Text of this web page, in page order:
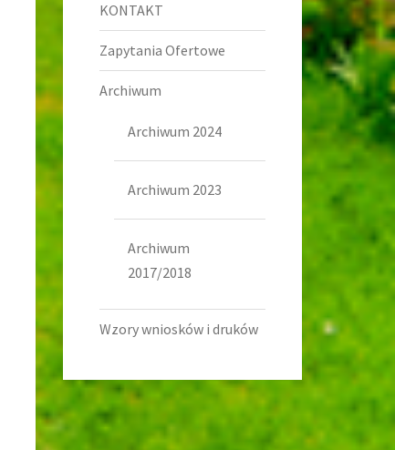
KONTAKT
Zapytania Ofertowe
Archiwum
Archiwum 2024
Archiwum 2023
Archiwum
2017/2018
Wzory wniosków i druków